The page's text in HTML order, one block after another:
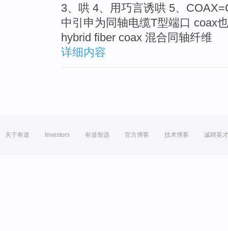
3、哄 4、用巧言诱哄 5、
中引申为同轴电缆T型端口 coax
hybrid fiber coax 混合同轴纤维
详细内容
关于有道 Investors 有道智选 官方博客 技术博客 诚聘英才